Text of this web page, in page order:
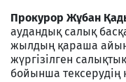
Прокурор Жұбан
аудандық салық
жылдың қараша
жүргізілген
бойынша тексерудің